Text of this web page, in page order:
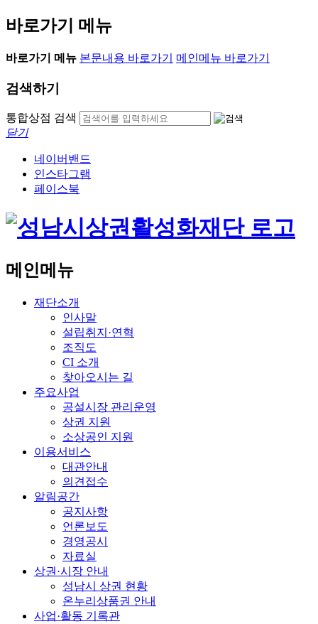
바로가기 메뉴
바로가기 메뉴 본문내용 바로가기 메인메뉴 바로가기
검색하기
통합상점 검색
닫기
네이버밴드
인스타그램
페이스북
메인메뉴
재단소개
인사말
설립취지·연혁
조직도
CI 소개
찾아오시는 길
주요사업
공설시장 관리운영
상권 지원
소상공인 지원
이용서비스
대관안내
의견접수
알림공간
공지사항
언론보도
경영공시
자료실
상권·시장 안내
성남시 상권 현황
온누리상품권 안내
사업·활동 기록관